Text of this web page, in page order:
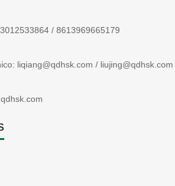
/ 8613969665179
liqiang@qdhsk.com / liujing@qdhsk.com